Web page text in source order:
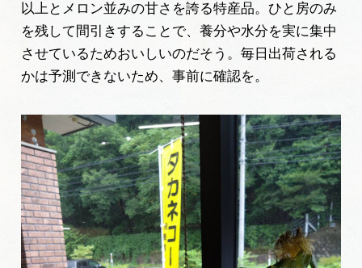
お問い合わせ
運営組織
サイトポリシー
以上とメロン並みの甘さを誇る特産品。ひと房のみ
を残して間引きすることで、養分や水分を実に集中
させているためおいしいのだそう。毎日出荷される
かは予測できないため、事前に確認を。